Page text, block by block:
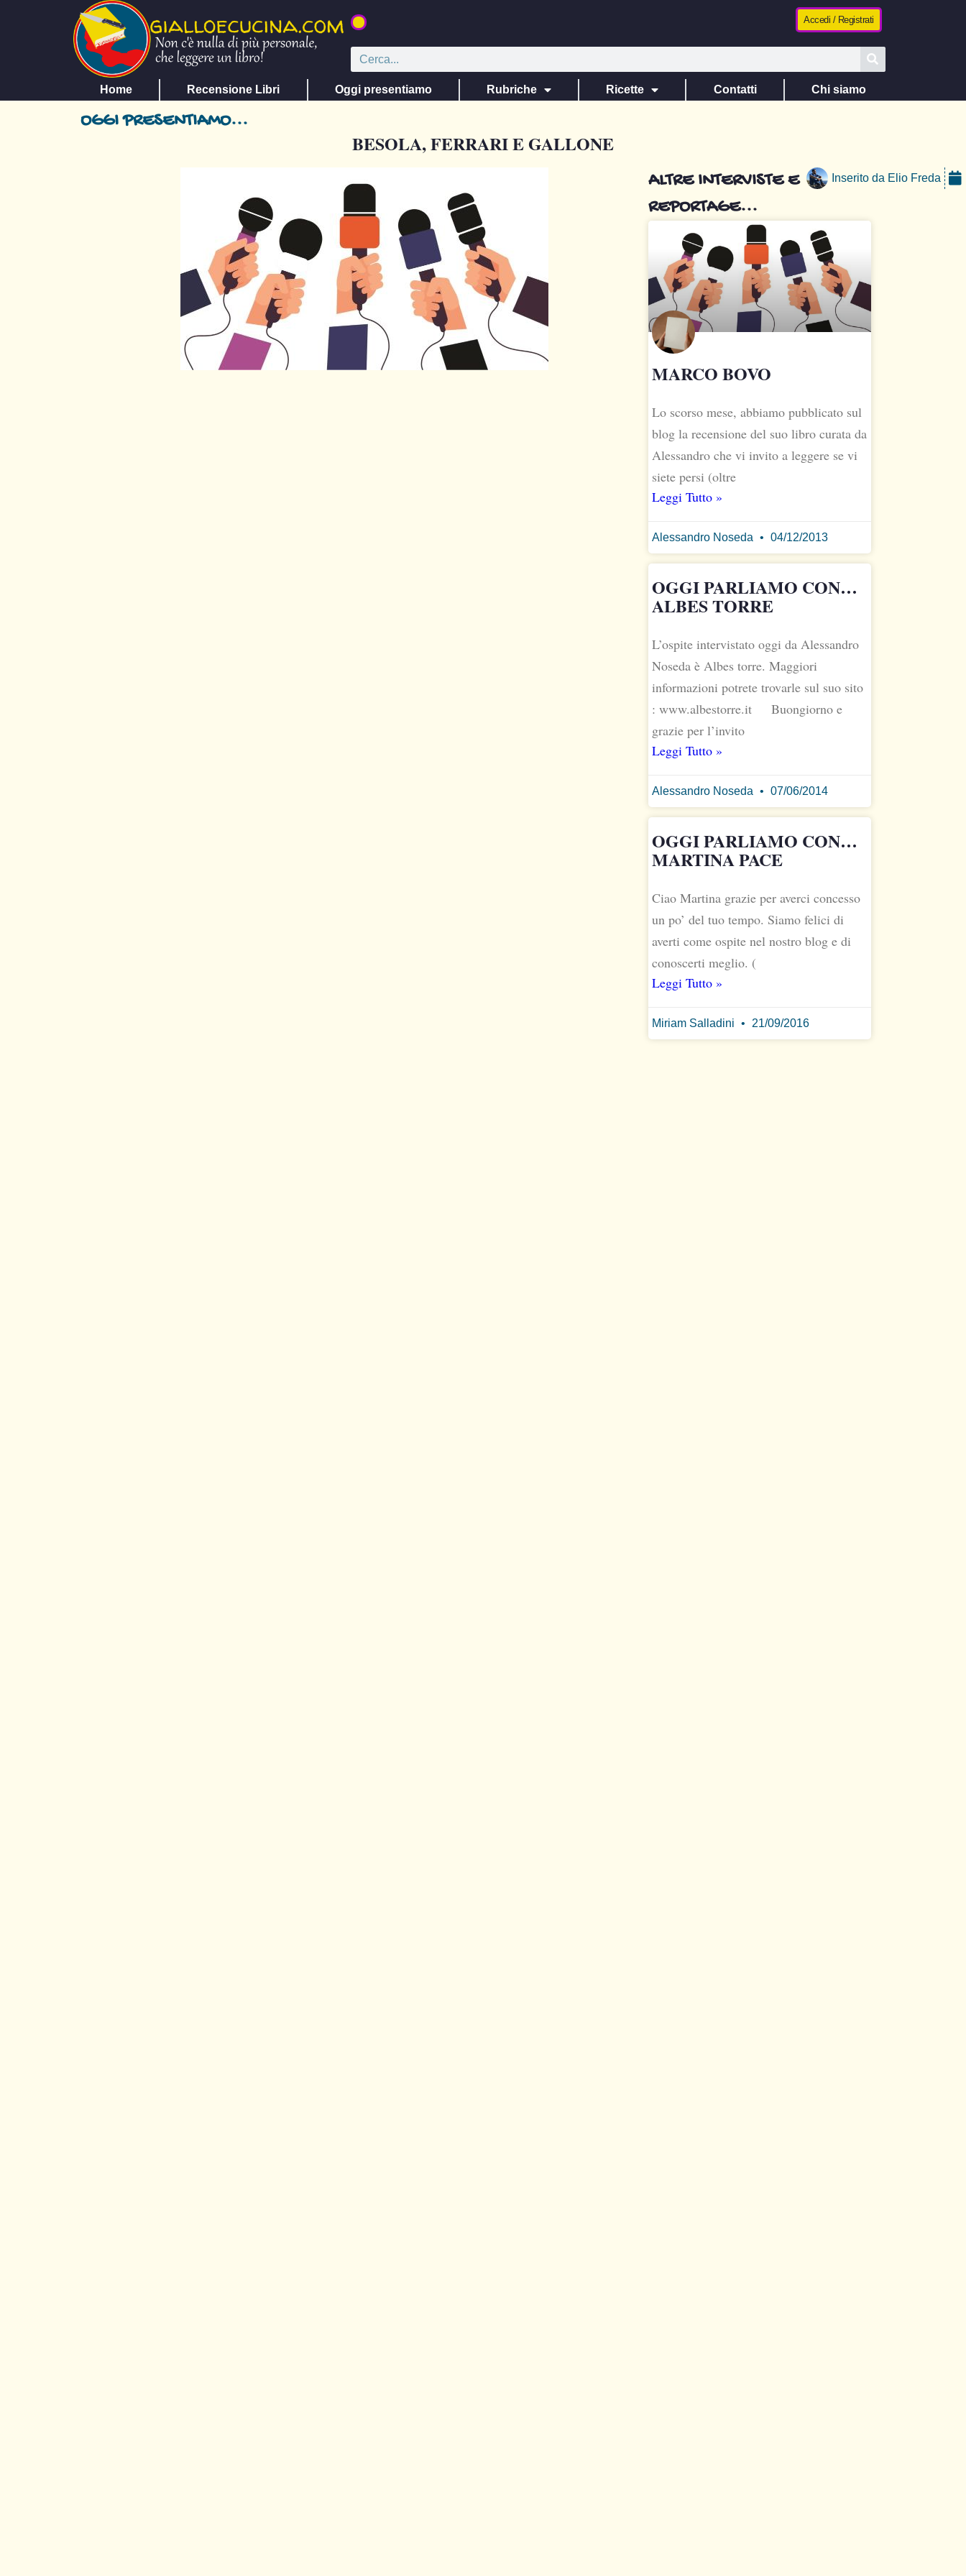
Accedi / Registrati
Home Recensione Libri Oggi presentiamo Rubriche Ricette Contatti Chi siamo
OGGI PRESENTIAMO...
BESOLA, FERRARI E GALLONE
Inserito da Elio Freda
ALTRE INTERVISTE E
REPORTAGE...
MARCO BOVO
Lo scorso mese, abbiamo pubblicato sul
blog la recensione del suo libro curata da
Alessandro che vi invito a leggere se vi
siete persi (oltre
Leggi Tutto »
Alessandro Noseda 04/12/2013
OGGI PARLIAMO CON…
ALBES TORRE
L’ospite intervistato oggi da Alessandro
Noseda è Albes torre. Maggiori
informazioni potrete trovarle sul suo sito
: www.albestorre.it Buongiorno e
grazie per l’invito
Leggi Tutto »
Alessandro Noseda 07/06/2014
OGGI PARLIAMO CON…
MARTINA PACE
Ciao Martina grazie per averci concesso
un po’ del tuo tempo. Siamo felici di
averti come ospite nel nostro blog e di
conoscerti meglio. (
Leggi Tutto »
Miriam Salladini 21/09/2016